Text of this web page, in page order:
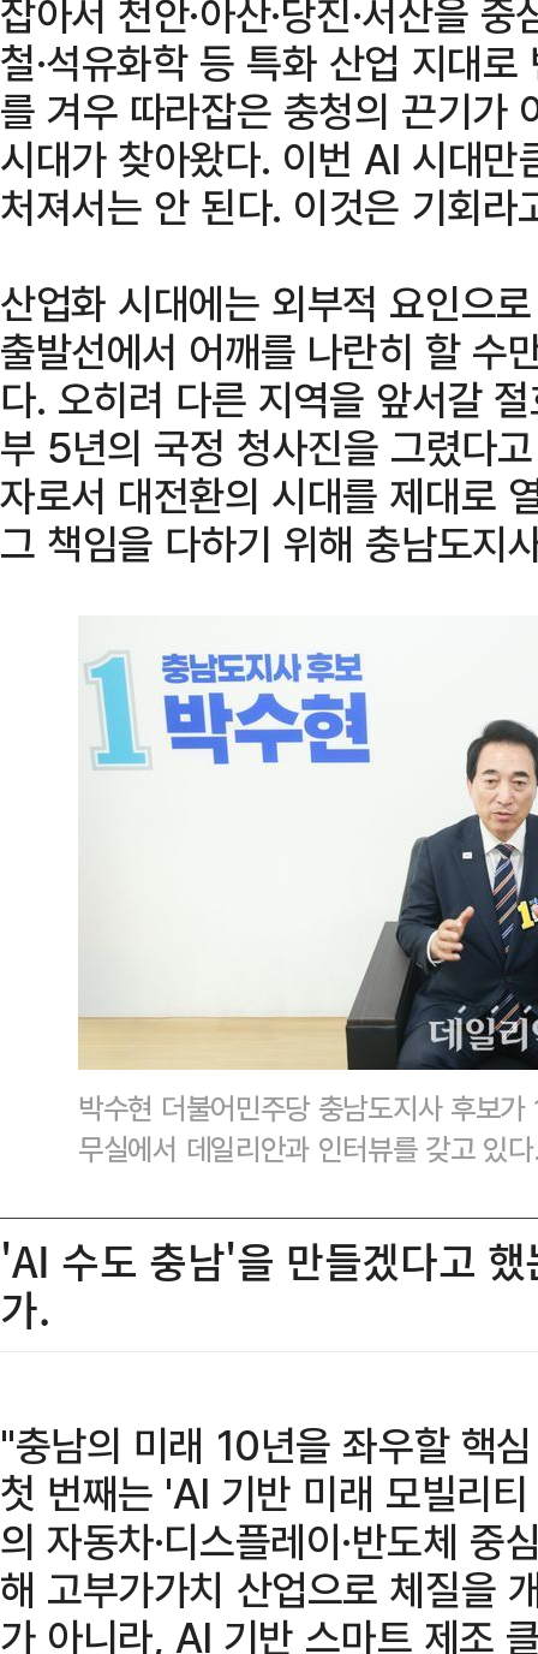
잡아서 천안·아산·당진·서산을
철·석유화학 등 특화 산업 지대
를 겨우 따라잡은 충청의 끈기가
시대가 찾아왔다. 이번 AI 시대
처져서는 안 된다. 이것은 기회라
산업화 시대에는 외부적 요인으
출발선에서 어깨를 나란히 할 수
다. 오히려 다른 지역을 앞서갈
부 5년의 국정 청사진을 그렸다
자로서 대전환의 시대를 제대로
그 책임을 다하기 위해 충남도지
박수현 더불어민주당 충남도지사 후보
무실에서 데일리안과 인터뷰를 갖고 있
'AI 수도 충남'을 만들겠다고
가.
"충남의 미래 10년을 좌우할 핵
첫 번째는 'AI 기반 미래 모빌리
의 자동차·디스플레이·반도체
해 고부가가치 산업으로 체질을
가 아니라, AI 기반 스마트 제조